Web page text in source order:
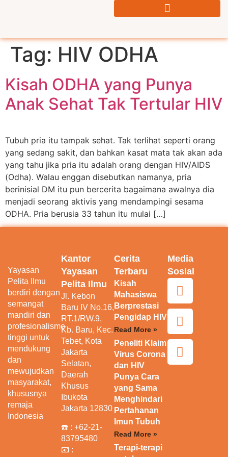
Tag: HIV ODHA
Kisah ODHA yang Punya
Anak Sehat Tak Tertular HIV
Tubuh pria itu tampak sehat. Tak terlihat seperti orang
yang sedang sakit, dan bahkan kasat mata tak akan ada
yang tahu jika pria itu adalah orang dengan HIV/AIDS
(Odha). Walau enggan disebutkan namanya, pria
berinisial DM itu pun bercerita bagaimana awalnya dia
menjadi seorang aktivis yang mendampingi sesama
ODHA. Pria berusia 33 tahun itu mulai […]
Yayasan
Pelita Ilmu
berdiri dengan
semangat
mandiri dan
profesionalisme
tinggi untuk
mendukung
dan
mewujudkan
masyarakat,
khususnya
remaja
Indonesia
Kantor
Yayasan
Pelita Ilmu
Jl. Kebon
Baru IV No.16,
RT.1/RW.9,
Kb. Baru, Kec.
Tebet, Kota
Jakarta
Selatan,
Daerah
Khusus
Ibukota
Jakarta 12830
☎️ : +62-21-
83795480
📧 :
Cerita
Terbaru
Kisah
Mahasiswa
Berprestasi
Pengidap HIV
Read More »
Peneliti Klaim
Virus Corona
dan HIV
Punya Cara
yang Sama
Menghindari
Pertahanan
Imun Tubuh
Read More »
Terapi-terapi
Media
Sosial